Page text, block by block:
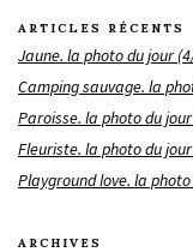
ARTICLES RÉCENTS
Jaune. la photo du jour
Camping sauvage. la
Paroisse. la photo du
Fleuriste. la photo du
Playground love. la
ARCHIVES